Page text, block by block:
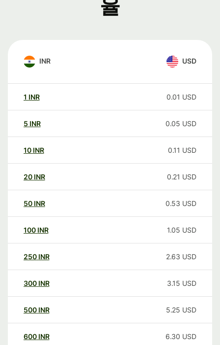
율
INR USD
1 INR 0.01 USD
5 INR 0.05 USD
10 INR 0.11 USD
20 INR 0.21 USD
50 INR 0.53 USD
100 INR 1.05 USD
250 INR 2.63 USD
300 INR 3.15 USD
500 INR 5.25 USD
600 INR 6.30 USD